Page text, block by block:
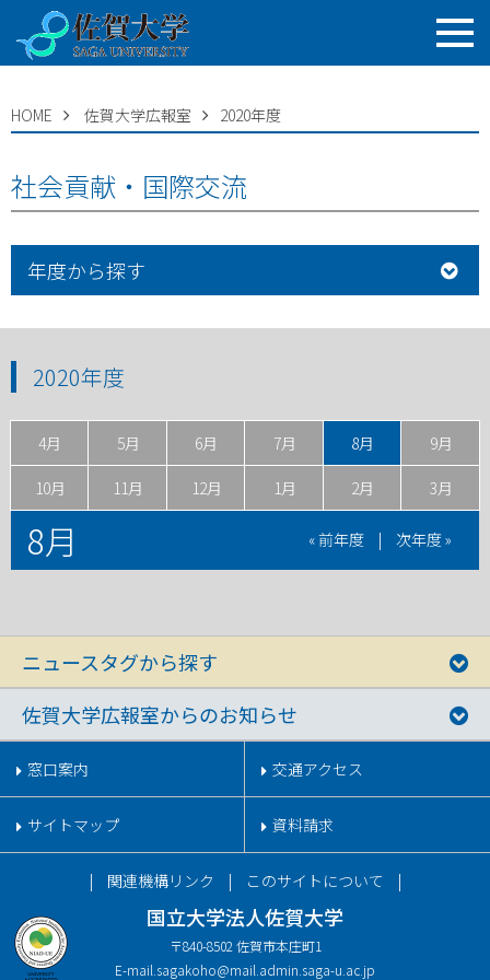
HOME 佐賀大学広報室 2020年度
社会貢献・国際交流
年度から探す
2020年度
4月 5月 6月 7月 8月 9月
10月 11月 12月 1月 2月 3月
8月 « 前年度 | 次年度 »
ニュースタグから探す
佐賀大学広報室からのお知らせ
窓口案内 交通アクセス
サイトマップ 資料請求
国立大学法人佐賀大学
〒840-8502 佐賀市本庄町1
E-mail. sagakoho@mail.admin.saga-u.ac.jp
関連機構リンク このサイトについて